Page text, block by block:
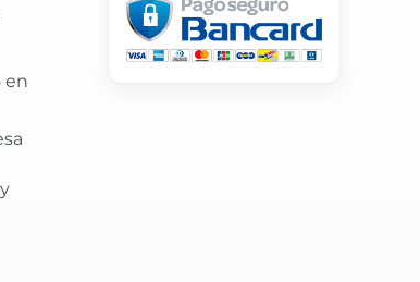
atención confiable.
en